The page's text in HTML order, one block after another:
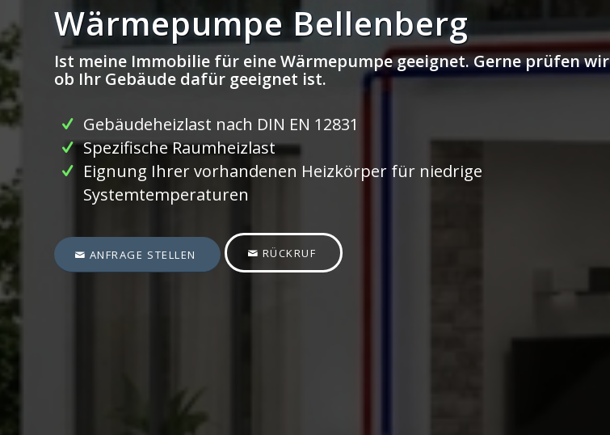
Wärmepumpe Bellenberg
Ist meine Immobilie für eine Wärmepumpe geeignet. Gerne prüfen wir
ob Ihr Gebäude dafür geeignet ist.
Gebäudeheizlast nach DIN EN 12831
Spezifische Raumheizlast
Eignung Ihrer vorhandenen Heizkörper für niedrige
Systemtemperaturen
ANFRAGE STELLEN RÜCKRUF